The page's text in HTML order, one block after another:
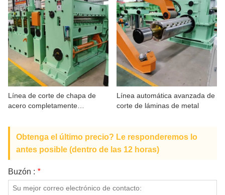
NOTICIAS
CASO
LA FÁBRICA
CONTÁCTENOS
SOBRE NOSOTROS
Línea de corte de chapa de
acero completamente
Línea automática avanzada de
corte de láminas de metal
Obtenga el último precio? Le responderemos lo
antes posible (dentro de las 12 horas)
Buzón : *